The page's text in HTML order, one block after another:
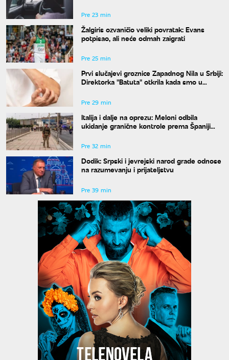
Pre 23 min
Žalgiris ozvaničio veliki povratak: Evans
potpisao, ali neće odmah zaigrati
Pre 25 min
Prvi slučajevi groznice Zapadnog Nila u Srbiji:
Direktorka "Batuta" otkrila kada smo u
Pre 29 min
Italija i dalje na oprezu: Meloni odbila
ukidanje granične kontrole prema Španiji
Pre 32 min
Dodik: Srpski i jevrejski narod grade odnose
na razumevanju i prijateljstvu
Pre 39 min